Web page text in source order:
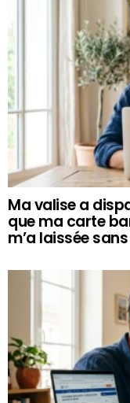
Ma valise a
que ma carte
m’a laissée